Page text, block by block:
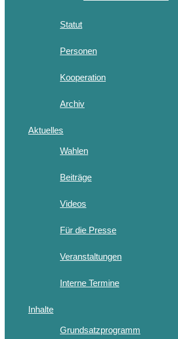
Statut
Personen
Kooperation
Archiv
Aktuelles
Wahlen
Beiträge
Videos
Für die Presse
Veranstaltungen
Interne Termine
Inhalte
Grundsatzprogramm